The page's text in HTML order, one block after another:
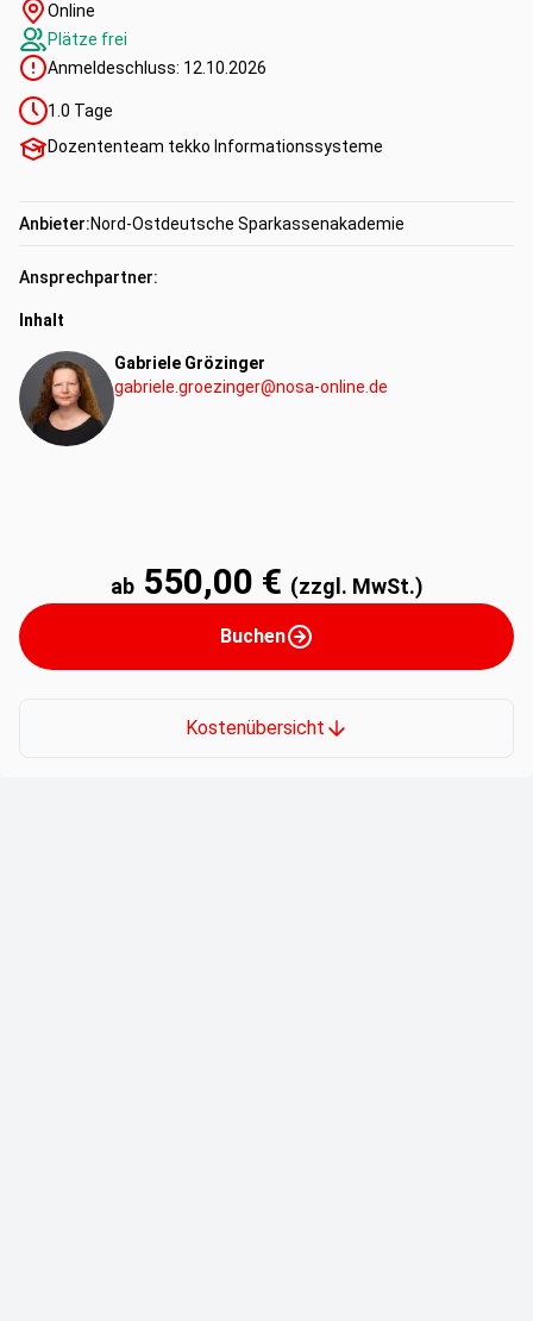
Online
Plätze frei
Anmeldeschluss: 12.10.2026
1.0 Tage
Dozententeam tekko Informationssysteme
Anbieter:Nord-Ostdeutsche Sparkassenakademie
Ansprechpartner:
Inhalt
Gabriele Grözinger
gabriele.groezinger@nosa-online.de
ab 550,00 € (zzgl. MwSt.)
Buchen
Kostenübersicht